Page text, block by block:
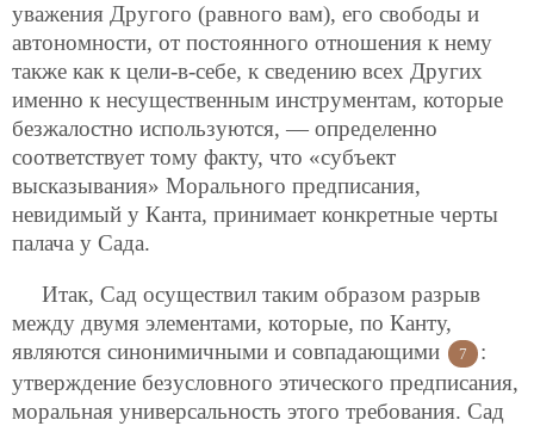
уважения Другого (равного вам), его свободы и
автономности, от постоянного отношения к нему
также как к цели-в-себе, к сведению всех Других
именно к несущественным инструментам, которые
безжалостно используются, — определенно
соответствует тому факту, что «субъект
высказывания» Морального предписания,
невидимый у Канта, принимает конкретные черты
палача у Сада.
Итак, Сад осуществил таким образом разрыв
между двумя элементами, которые, по Канту,
являются синонимичными и совпадающими
7
:
утверждение безусловного этического предписания,
моральная универсальность этого требования. Сад